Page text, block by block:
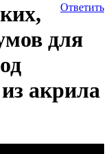
Ответить
для
акрила